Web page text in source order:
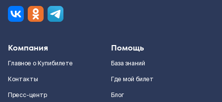
Компания
Главное о Купибилете
Контакты
Пресс-центр
Помощь
База знаний
Где мой билет
Блог